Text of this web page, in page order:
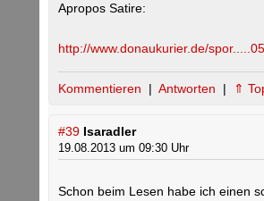
Apropos Satire:
http://www.donaukurier.de/
Kommentieren | Antworten | ⇑
#39 Isaradler
19.08.2013 um 09:30 Uhr
Schon beim Lesen habe ich einen